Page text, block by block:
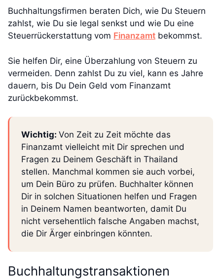
Buchhaltungsfirmen beraten Dich, wie Du Steuern
zahlst, wie Du sie legal senkst und wie Du eine
Steuerrückerstattung vom Finanzamt bekommst.
Sie helfen Dir, eine Überzahlung von Steuern zu
vermeiden. Denn zahlst Du zu viel, kann es Jahre
dauern, bis Du Dein Geld vom Finanzamt
zurückbekommst.
Wichtig: Von Zeit zu Zeit möchte das
Finanzamt vielleicht mit Dir sprechen und
Fragen zu Deinem Geschäft in Thailand
stellen. Manchmal kommen sie auch vorbei,
um Dein Büro zu prüfen. Buchhalter können
Dir in solchen Situationen helfen und Fragen
in Deinem Namen beantworten, damit Du
nicht versehentlich falsche Angaben machst,
die Dir Ärger einbringen könnten.
Buchhaltungstransaktionen